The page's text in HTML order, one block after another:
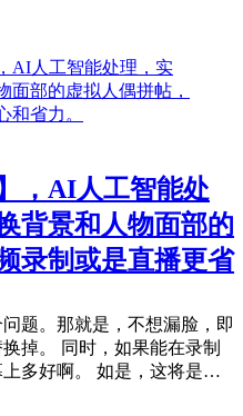
，AI人工智能处
背景和人物面部的
录制或是直播更省
题。那就是，不想漏脸，即
掉。 同时，如果能在录制
多好啊。 如是，这将是最